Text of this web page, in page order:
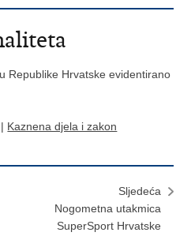
Republike Hrvatske evidentirano
| Kaznena djela i zakon
Sljedeća
Nogometna utakmica
SuperSport Hrvatske